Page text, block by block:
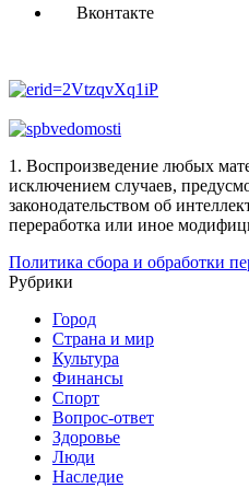
Вконтакте
1. Воспроизведение любых
исключением случаев,
законодательством об
переработка или иное
Политика сбора и обработки
Рубрики
Город
Страна и мир
Культура
Финансы
Спорт
Вопрос-ответ
Здоровье
Люди
Наследие